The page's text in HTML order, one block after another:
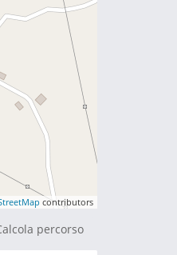
contributors
percorso